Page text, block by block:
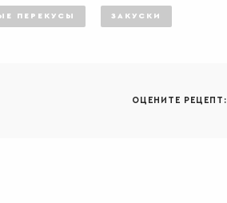
ПЕРЕКУСЫ ЗАКУСКИ
ОЦЕНИТЕ РЕЦЕПТ: